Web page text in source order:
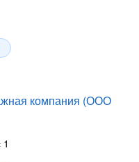
компания (ООО